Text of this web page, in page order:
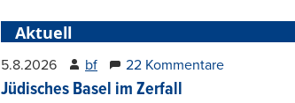
Aktuell
5.8.2026 bf 22 Kommentare
Jüdisches Basel im Zerfall